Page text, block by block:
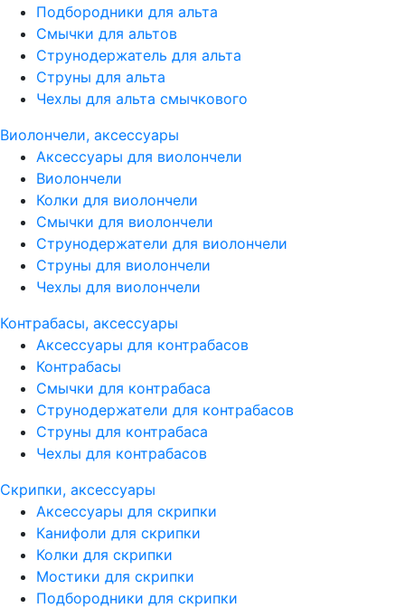
Подбородники для альта
Смычки для альтов
Струнодержатель для альта
Струны для альта
Чехлы для альта смычкового
Виолончели, аксессуары
Аксессуары для виолончели
Виолончели
Колки для виолончели
Смычки для виолончели
Струнодержатели для виолончели
Струны для виолончели
Чехлы для виолончели
Контрабасы, аксессуары
Аксессуары для контрабасов
Контрабасы
Смычки для контрабаса
Струнодержатели для контрабасов
Струны для контрабаса
Чехлы для контрабасов
Скрипки, аксессуары
Аксессуары для скрипки
Канифоли для скрипки
Колки для скрипки
Мостики для скрипки
Подбородники для скрипки